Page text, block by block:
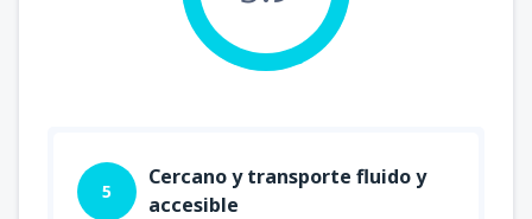
5
Cercano y transporte fluido y
accesible